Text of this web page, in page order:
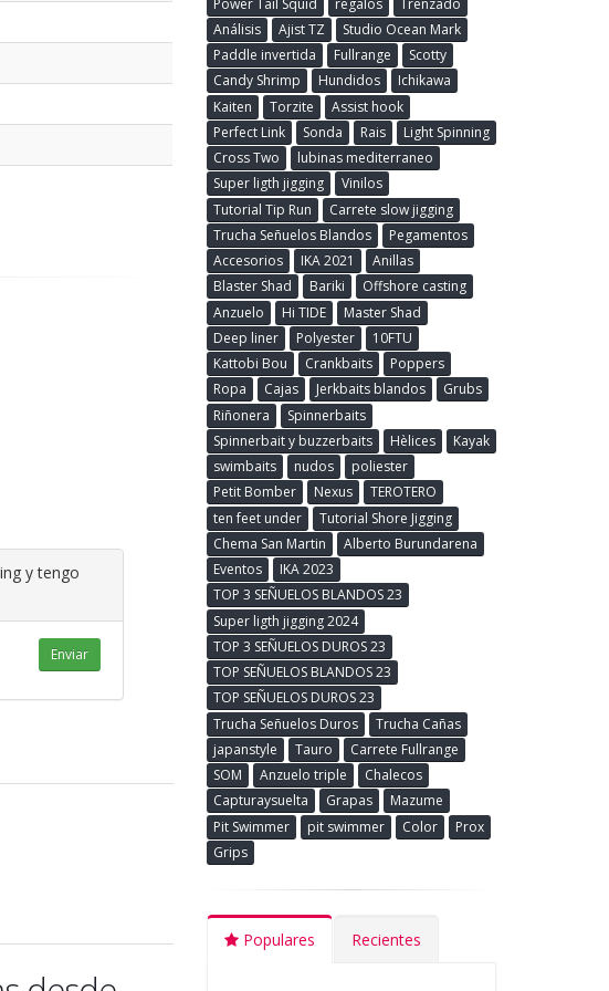
y tengo
Enviar
Análisis
Ajist TZ
Studio Ocean Mark
Paddle invertida
Fullrange
Scotty
Candy Shrimp
Hundidos
Ichikawa
Kaiten
Torzite
Assist hook
Perfect Link
Sonda Rais
Light Spinning
Cross Two
lubinas mediterraneo
Super ligth jigging
Vinilos
Tutorial Tip Run
Carrete slow jigging
Trucha Señuelos Blandos
Pegamentos
Accesorios
IKA 2021
Anillas
Blaster Shad
Bariki
Offshore casting
Anzuelo
Hi TIDE
Master Shad
Deep liner
Polyester
10FTU
Kattobi Bou
Crankbaits
Poppers
Ropa
Cajas Jerkbaits blandos
Grubs
Riñonera
Spinnerbaits
Spinnerbait y buzzerbaits
Hèlices
Kayak
swimbaits
nudos
poliester
Petit Bomber
Nexus
TEROTERO
ten feet under
Tutorial Shore Jigging
Chema San Martin
Alberto Burundarena
Eventos
IKA 2023
TOP 3 SEÑUELOS BLANDOS 23
Super ligth jigging 2024
TOP 3 SEÑUELOS DUROS 23
TOP SEÑUELOS BLANDOS 23
TOP SEÑUELOS DUROS 23
Trucha Señuelos Duros
Trucha Cañas
japanstyle
Tauro
Carrete Fullrange
SOM
Anzuelo triple
Chalecos
Capturaysuelta
Grapas
Mazume
Pit Swimmer
pit swimmer Color
Prox
Grips
Populares Recientes